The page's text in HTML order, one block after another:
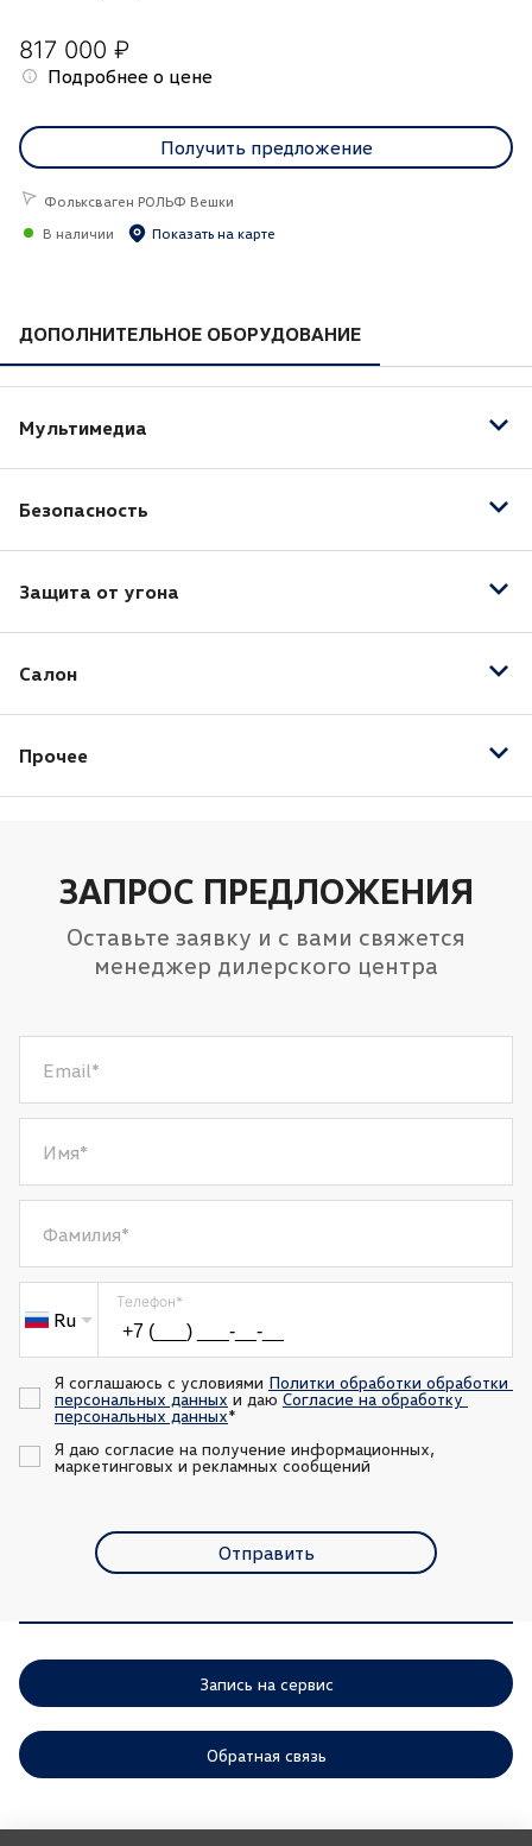
ДОПОЛНИТЕЛЬНОЕ ОБОРУДОВАНИЕ
Мультимедиа
Безопасность
Подушка безопасности водителя
Защита от угона
Салон
Отделка кожей рычага КПП
Подогрев передних сидений
Прочее
817 000 ₽
Подробнее о цене
Получить предложение
Фольксваген РОЛЬФ Вешки
В наличии
Показать на карте
ЗАПРОС ПРЕДЛОЖЕНИЯ
Оставьте заявку и с вами свяжется
менеджер дилерского центра
Email*
Имя*
Фамилия*
Ru
Телефон*
Я соглашаюсь с условиями Политки обработки обработки
персональных данных и даю Согласие на обработку
персональных данных*
Я даю согласие на получение информационных,
маркетинговых и рекламных сообщений
Отправить
Запись на сервис
Обратная связь